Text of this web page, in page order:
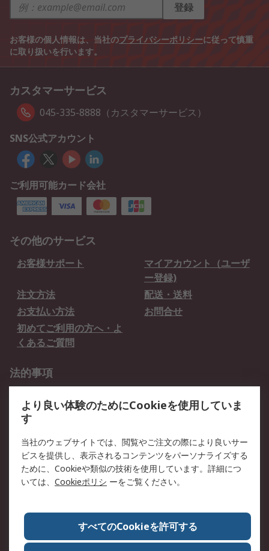
登録
お客様の個人情報は、当社のプライバシーポリシーに従って慎重
に取り扱いを行います。
カスタマーサービス
045-335-8888（カスタマーサービス）
SNS公式アカウント
ご利用可能カード会社
その他のサービス
お客様サポート
マイアカウント（ユーザ
ー登録)
注文方法
配送・送料
お支払い方法
お問合せ
初めてご利用の方へ・よ
くあるご質問
法的事項
クッキーポリシー
RSについて
会社概要
採用情報
プレスリリース＆お知ら
コーポレートサイト
全世界のRS
RSの歴史
ESGへの取り組み（英語）
認証について
より良い体験のためにCookieを使用していま
す
当社のウェブサイトでは、閲覧やご注文の際により良いサー
ビスを提供し、表示されるコンテンツをパーソナライズする
ために、Cookieや類似の技術を使用しています。詳細につ
いては、 Cookieポリシ ーをご覧ください。
すべてのCookieを許可する